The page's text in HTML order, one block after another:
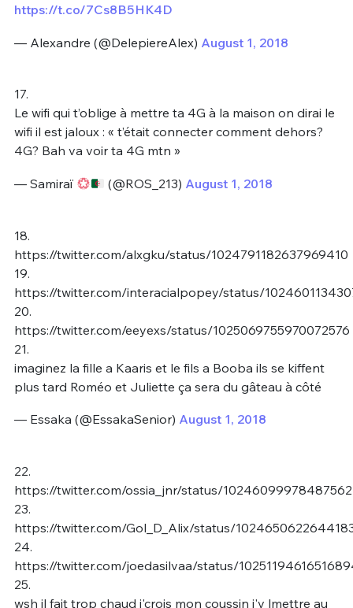
https://t.co/7Cs8B5HK4D
— Alexandre (@DelepiereAlex) August 1, 2018
17.
Le wifi qui t’oblige à mettre ta 4G à la maison on dirai le
wifi il est jaloux : « t’était connecter comment dehors?
4G? Bah va voir ta 4G mtn »
— Samiraï (@ROS_213) August 1, 2018
18.
https://twitter.com/alxgku/status/1024791182637969410
19.
https://twitter.com/interacialpopey/status/
20.
https://twitter.com/eeyexs/status/1025069755970072576
21.
imaginez la fille a Kaaris et le fils a Booba ils se kiffent
plus tard Roméo et Juliette ça sera du gâteau à côté
— Essaka (@EssakaSenior) August 1, 2018
22.
https://twitter.com/ossia_jnr/status/
23.
https://twitter.com/Gol_D_Alix/status/
24.
https://twitter.com/joedasilvaa/status/
25.
wsh il fait trop chaud j'crois mon coussin j'v lmettre au